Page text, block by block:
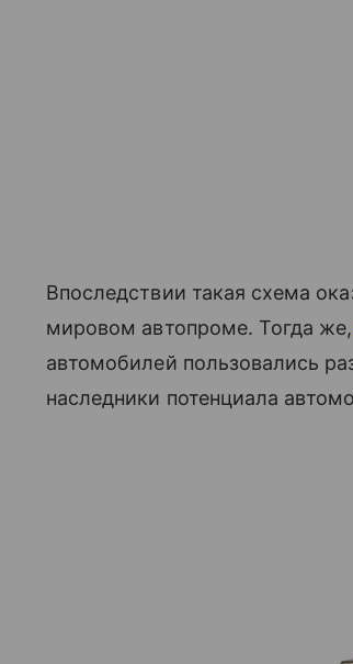
Впоследствии такая схема
мировом автопроме. Тогда же,
автомобилей пользовались
наследники потенциала